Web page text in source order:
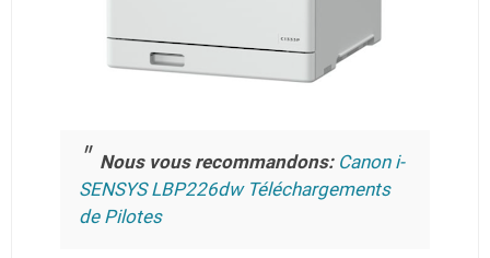
Nous vous recommandons: Canon i-
SENSYS LBP226dw Téléchargements
de Pilotes